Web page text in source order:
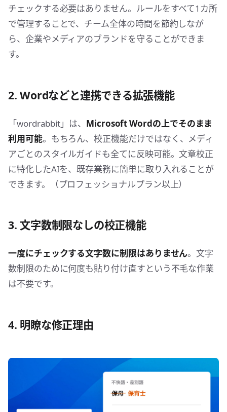
チェックする必要はありません。ルールをすべて1カ所
で管理することで、チーム全体の時間を節約しなが
ら、企業やメディアのブランドを守ることができま
す。
2. Wordなどと連携できる拡張機能
「wordrabbit」は、 Microsoft Wordの上でそのまま
利用可能。もちろん、校正機能だけではなく、メディ
アごとのスタイルガイドも全てに反映可能。文章校正
に特化したAIを、既存業務に簡単に取り入れることが
できます。（プロフェッショナルプラン以上）
3. 文字数制限なしの校正機能
一度にチェックする文字数に制限はありません。文字
数制限のために何度も貼り付け直すという不毛な作業
は不要です。
4. 明瞭な修正理由